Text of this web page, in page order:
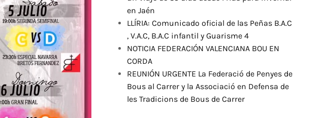
en Jaén
LLÍRIA: Comunicado oficial de las Peñas B.A.C
, V.A.C, B.A.C infantil y Guarisme 4
NOTICIA FEDERACIÓN VALENCIANA BOU EN
CORDA
REUNIÓN URGENTE La Federació de Penyes de
Bous al Carrer y la Associació en Defensa de
les Tradicions de Bous de Carrer